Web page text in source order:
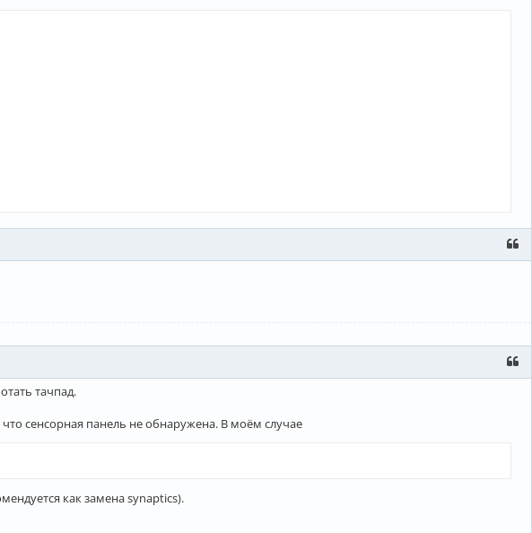
1
тачпад.
сенсорная панель не обнаружена. В моём случае
как замена synaptics).